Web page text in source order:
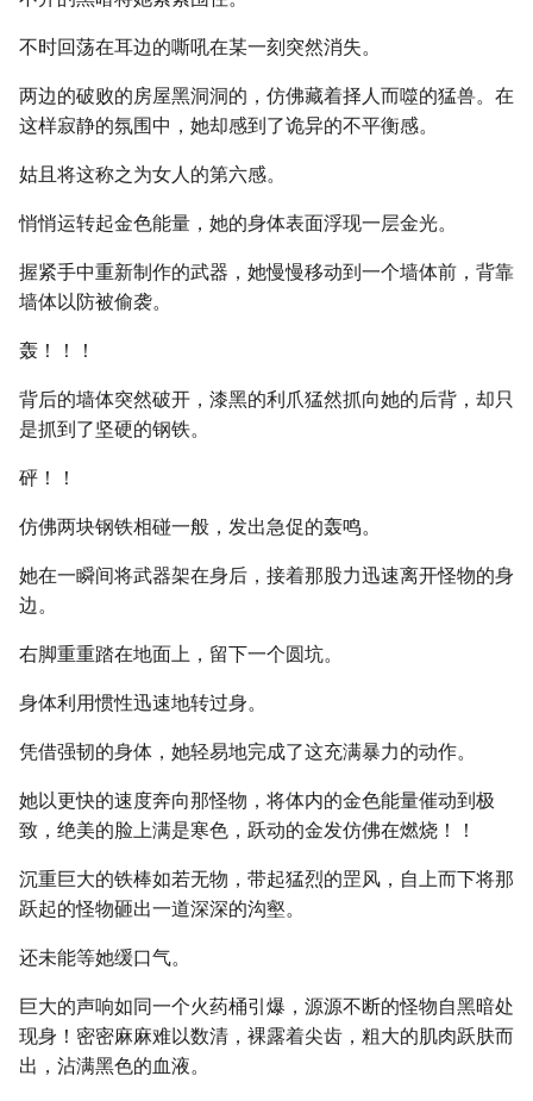
不时回荡在耳边的嘶吼在某一刻突然消失。
两边的破败的房屋黑洞洞的，仿佛藏着择人而噬的猛兽。在
这样寂静的氛围中，她却感到了诡异的不平衡感。
姑且将这称之为女人的第六感。
悄悄运转起金色能量，她的身体表面浮现一层金光。
握紧手中重新制作的武器，她慢慢移动到一个墙体前，背靠
墙体以防被偷袭。
轰！！！
背后的墙体突然破开，漆黑的利爪猛然抓向她的后背，却只
是抓到了坚硬的钢铁。
砰！！
仿佛两块钢铁相碰一般，发出急促的轰鸣。
她在一瞬间将武器架在身后，接着那股力迅速离开怪物的身
边。
右脚重重踏在地面上，留下一个圆坑。
身体利用惯性迅速地转过身。
凭借强韧的身体，她轻易地完成了这充满暴力的动作。
她以更快的速度奔向那怪物，将体内的金色能量催动到极
致，绝美的脸上满是寒色，跃动的金发仿佛在燃烧！！
沉重巨大的铁棒如若无物，带起猛烈的罡风，自上而下将那
跃起的怪物砸出一道深深的沟壑。
还未能等她缓口气。
巨大的声响如同一个火药桶引爆，源源不断的怪物自黑暗处
现身！密密麻麻难以数清，裸露着尖齿，粗大的肌肉跃肤而
出，沾满黑色的血液。